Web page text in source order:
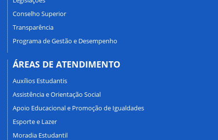
Conselho Superior
Transparência
Programa de Gestão e Desempenho
ÁREAS DE ATENDIMENTO
Auxílios Estudantis
Assistência e Orientação Social
Apoio Educacional e Promoção de Igualdades
Esporte e Lazer
Moradia Estudantil